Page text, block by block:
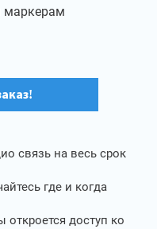
маркерам
связь на весь срок
где и когда
откроется доступ ко